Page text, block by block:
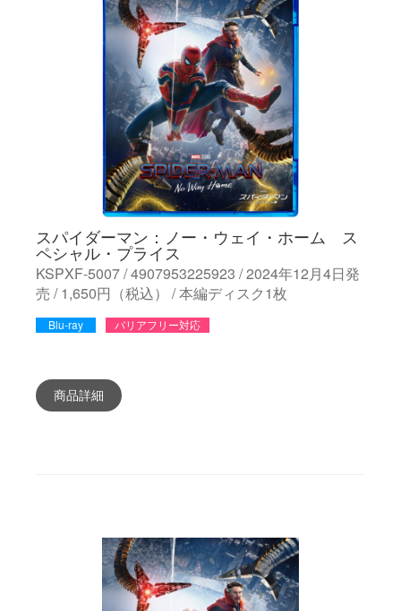
スパイダーマン：ノー・ウェイ・ホーム ス
ペシャル・プライス
KSPXF-5007 / 4907953225923 / 2024年12月4日発
売 / 1,650円（税込） / 本編ディスク1枚
Blu-ray バリアフリー対応
商品詳細